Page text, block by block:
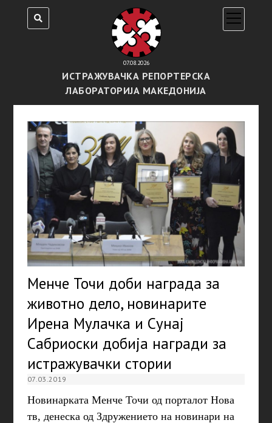
07.08.2026
ИСТРАЖУВАЧКА РЕПОРТЕРСКА
ЛАБОРАТОРИЈА МАКЕДОНИЈА
open
menu
Менче Точи доби награда за
животно дело, новинарите
Ирена Мулачка и Сунај
Сабриоски добија награди за
истражувачки стории
07.03.2019
Новинарката Менче Точи од порталот Нова
тв, денеска од Здружението на новинари на